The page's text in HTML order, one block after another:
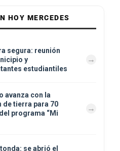
HOY MERCEDES
segura: reunión
y
estudiantiles
avanza con la
de tierra para 70
programa “Mi
se abrió el